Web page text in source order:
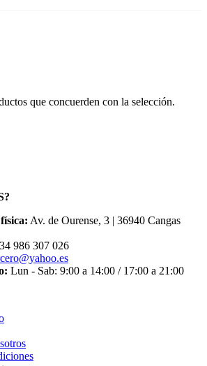
que concuerden con la selección.
Av. de Ourense, 3 | 36940 Cangas
986 307 026
Lun - Sab: 9:00 a 14:00 / 17:00 a 21:00